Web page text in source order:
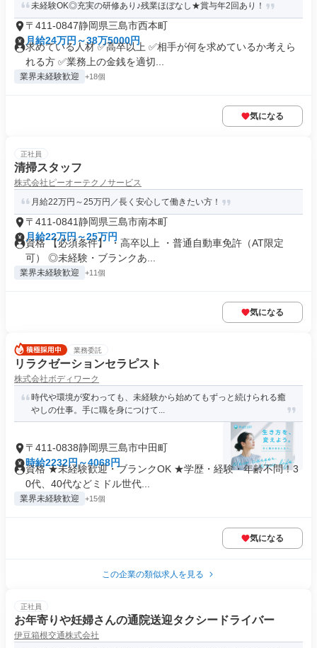
未経験OK◎充実の研修あり♪残業ほぼなし★賞与年2回あり！
〒411-0847静岡県三島市西本町
月給24万円～38万5000円
求めている人材 ✅高卒以上 ✅相手が何を求めているか考えら
れる方 ✅業務上の金銭を適切...
業界未経験歓迎 +18個
気になる
正社員
清掃スタッフ
株式会社ピーオーテクノサービス
月給22万円～25万円／長く安心して働きたい方！
〒411-0841静岡県三島市南本町
月給22万円～25万円
資格 【必須条件】 ・高卒以上 ・普通自動車免許（AT限定
可） ◎未経験・ブランクあ...
業界未経験歓迎 +11個
気になる
業務委託
リラクゼーションセラピスト
株式会社ボディワーク
時代や環境が変わっても、未経験から始めてもずっと続けられる癒
やしの仕事。手に職を身につけて...
〒411-0838静岡県三島市中田町
時給2232円～4068円
資格 ★未経験歓迎・ブランクOK ★学歴・経験・年齢不問！3
0代、40代などミドル世代...
業界未経験歓迎 +15個
気になる
この企業の類似求人を見る
正社員
お年寄りや妊婦さんの通院送迎タクシードライバー
伊豆箱根交通株式会社